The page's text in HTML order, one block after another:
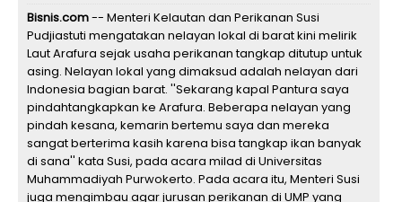
Bisnis.com-- Menteri Kelautan dan Perikanan Susi
Pudjiastuti mengatakan nelayan lokal di barat kini melirik
Laut Arafura sejak usaha perikanan tangkap ditutup untuk
asing. Nelayan lokal yang dimaksud adalah nelayan dari
Indonesia bagian barat. ''Sekarang kapal Pantura saya
pindahtangkapkan ke Arafura. Beberapa nelayan yang
pindah kesana, kemarin bertemu saya dan mereka
sangat berterima kasih karena bisa tangkap ikan banyak
di sana'' kata Susi, pada acara milad di Universitas
Muhammadiyah Purwokerto. Pada acara itu, Menteri Susi
juga mengimbau agar jurusan perikanan di UMP yang